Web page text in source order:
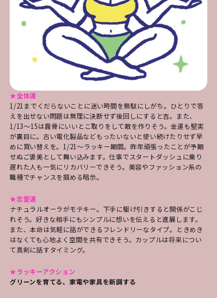
★全体運
1/21までくだらないことに迷い時間を無駄にしがち。ひとりで答
えを出せない問題は無理に決断せず後回しにすると吉。また、
1/13～15は露骨にいいとこ取りをして敵を作りそう。金運も堅実
が裏目に。古い電化製品などもったいないと使い続けたりせず早
めに買い替えを。1/21～ラッキー期間。昨年頑張ったことが予期
せぬご褒美として舞い込みます。仕事でスタートダッシュに乗り
遅れた人も一気にリカバリーできそう。美容やファッション系の
職種でチャンスを掴める暗示。
★恋愛運
ナチュラルオーラがモテキー。下手に駆け引きすると関係がこじ
れそう。好きな相手にもシンプルに想いを伝えると進展します。
また、本命は気軽に話ができるフレンドリーなタイプ。ときめき
はなくても心地よく空間を共有できそう。カップルは将来につい
て真剣に話すタイミング。
★ラッキーアクション
グリーンを育てる、家電や家具を新調する